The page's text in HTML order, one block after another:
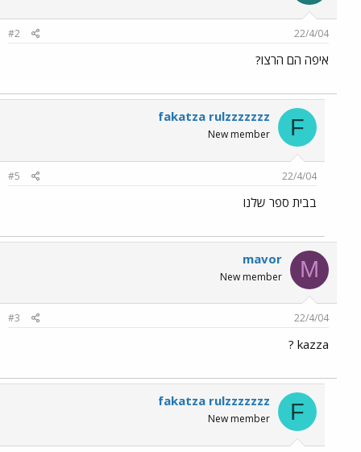
22/4/04
#2
איפה הם הרצו?
F
fakatza rulzzzzzzz
New member
22/4/04
#5
בבית ספר שלנו
M
mavor
New member
22/4/04
#3
kazza ?
F
fakatza rulzzzzzzz
New member